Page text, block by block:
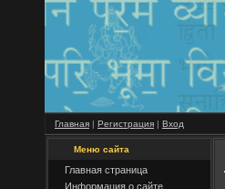
Главная | Регистрация | Вход
Меню сайта
Главная страница
Информация о сайте